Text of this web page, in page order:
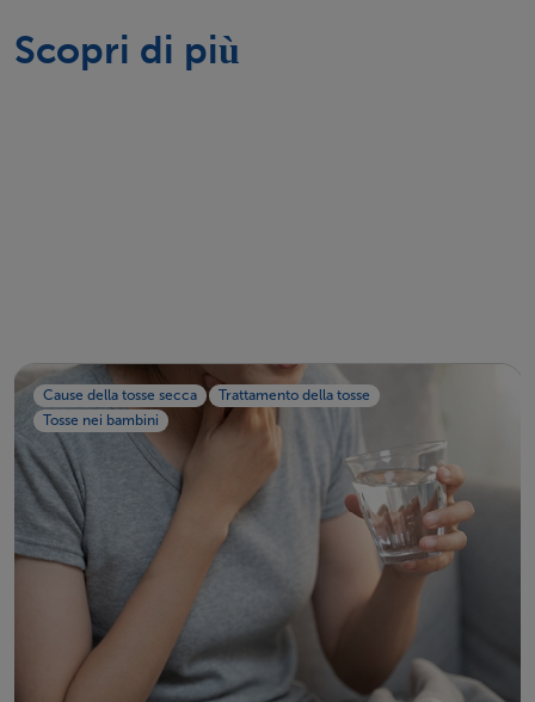
Scopri di più
Cause della tosse secca
Trattamento della tosse
Tosse nei bambini